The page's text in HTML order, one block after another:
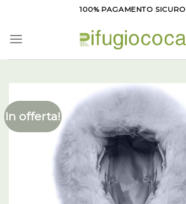
contenuti
100% PAGAMENTO SICURO
In offerta!